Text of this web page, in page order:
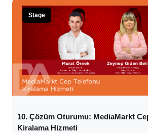
Stage
10. Çözüm Oturumu: MediaMarkt
Kiralama Hizmeti